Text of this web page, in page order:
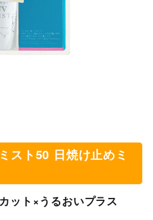
スト50 日焼け止めミ
ット×うるおいプラス